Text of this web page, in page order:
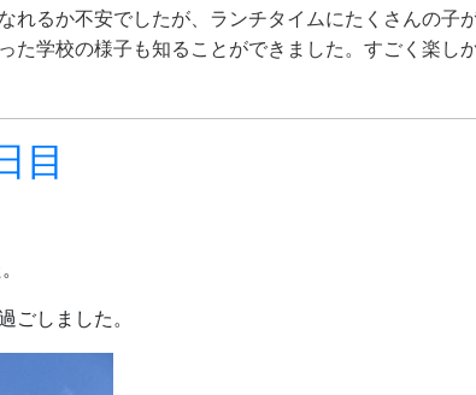
れるか不安でしたが、ランチタイムにたくさんの子
た学校の様子も知ることができました。すごく楽し
目
ごしました。